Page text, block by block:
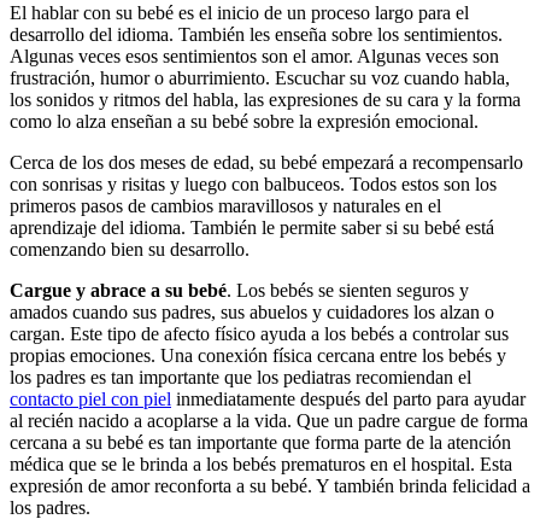
El hablar con su bebé es el inicio de un proceso largo para el
desarrollo del idioma. También les enseña sobre los sentimientos.
Algunas veces esos sentimientos son el amor. Algunas veces son
frustración, humor o aburrimiento. Escuchar su voz cuando habla,
los sonidos y ritmos del habla, las expresiones de su cara y la forma
como lo alza enseñan a su bebé sobre la expresión emocional.
Cerca de los dos meses de edad, su bebé empezará a recompensarlo
con sonrisas y risitas y luego con balbuceos. Todos estos son los
primeros pasos de cambios maravillosos y naturales en el
aprendizaje del idioma. También le permite saber si su bebé está
comenzando bien su desarrollo.
Cargue y abrace a su bebé. Los bebés se sienten seguros y
amados cuando sus padres, sus abuelos y cuidadores los alzan o
cargan. Este tipo de afecto físico ayuda a los bebés a controlar sus
propias emociones. Una conexión física cercana entre los bebés y
los padres es tan importante que los pediatras recomiendan el
contacto piel con piel inmediatamente después del parto para ayudar
al recién nacido a acoplarse a la vida. Que un padre cargue de forma
cercana a su bebé es tan importante que forma parte de la atención
médica que se le brinda a los bebés prematuros en el hospital. Esta
expresión de amor reconforta a su bebé. Y también brinda felicidad a
los padres.